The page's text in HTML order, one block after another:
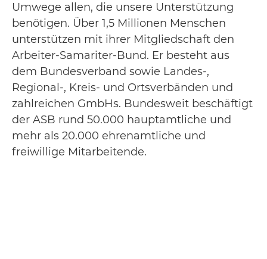
Umwege allen, die unsere Unterstützung
benötigen. Über 1,5 Millionen Menschen
unterstützen mit ihrer Mitgliedschaft den
Arbeiter-Samariter-Bund. Er besteht aus
dem Bundesverband sowie Landes-,
Regional-, Kreis- und Ortsverbänden und
zahlreichen GmbHs. Bundesweit beschäftigt
der ASB rund 50.000 hauptamtliche und
mehr als 20.000 ehrenamtliche und
freiwillige Mitarbeitende.